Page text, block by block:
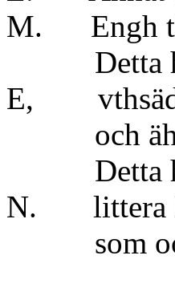
M.
Detta
E,
och ähr
Detta
N.
som och